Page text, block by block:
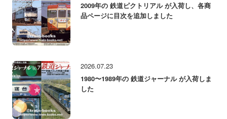
2009年の 鉄道ピクトリアル が入荷し、各商
品ページに目次を追加しました
2026.07.23
1980〜1989年の 鉄道ジャーナル が入荷しま
した